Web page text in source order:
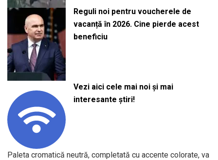
Reguli noi pentru voucherele de
vacanță în 2026. Cine pierde acest
beneficiu
Vezi aici cele mai noi și mai
interesante știri!
Paleta cromatică neutră, completată cu accente colorate, va